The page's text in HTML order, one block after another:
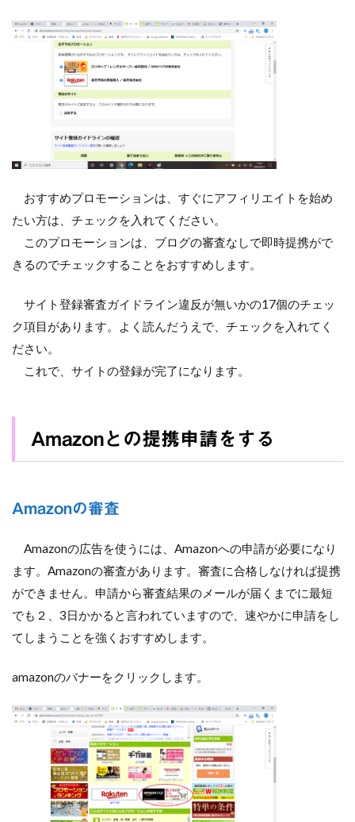
おすすめプロモーションは、すぐにアフィリエイトを始め
たい方は、チェックを入れてください。
このプロモーションは、ブログの審査なしで即時提携がで
きるのでチェックすることをおすすめします。
サイト登録審査ガイドライン違反が無いかの17個のチェッ
ク項目があります。よく読んだうえで、チェックを入れてく
ださい。
これで、サイトの登録が完了になります。
Amazonとの提携申請をする
Amazonの審査
Amazonの広告を使うには、Amazonへの申請が必要になり
ます。Amazonの審査があります。審査に合格しなければ提携
ができません。申請から審査結果のメールが届くまでに最短
でも２、3日かかると言われていますので、速やかに申請をし
てしまうことを強くおすすめします。
amazonのバナーをクリックします。